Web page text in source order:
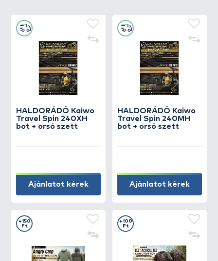
HALDORÁDÓ Kaiwo
Travel Spin 240XH
bot + orsó szett
Ajánlatot kérek
HALDORÁDÓ Kaiwo
Travel Spin 240MH
bot + orsó szett
Ajánlatot kérek
+150
Ft
+100
Ft